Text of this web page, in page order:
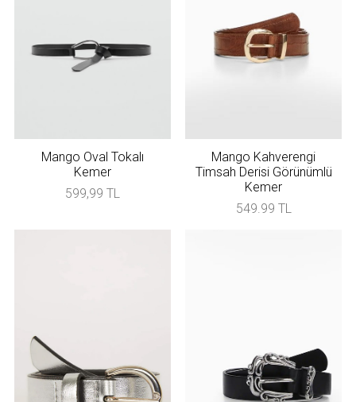
Mango Oval Tokalı
Kemer
599,99 TL
Mango Kahverengi
Timsah Derisi Görünümlü
Kemer
549.99 TL